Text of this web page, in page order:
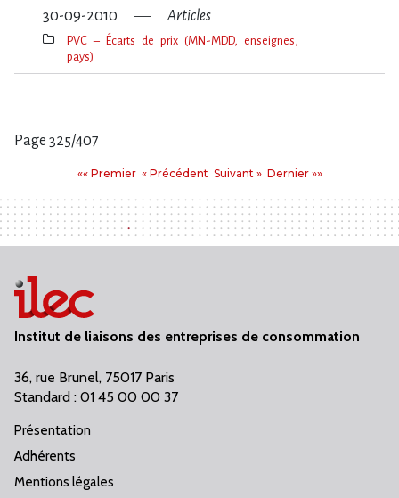
30-09-2010 Articles
Thèmes(s)
PVC – Écarts de prix (MN-MDD, enseignes,
pays)
Page 325/407
«« PremierPremier
« PrécédentPrécédent
Suivant
Suivant » Dernier
Dernier »»
Institut de liaisons des entreprises de consommation
36, rue Brunel, 75017 Paris
Standard : 01 45 00 00 37
Présentation
Adhérents
Mentions légales